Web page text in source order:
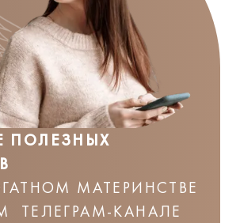
ПОЛЕЗНЫХ
МАТЕРИНСТВЕ
ТЕЛЕГРАМ-КАНАЛЕ